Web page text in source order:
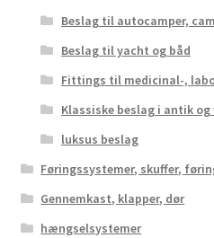
Beslag til autocamper,
Beslag til yacht og båd
Fittings til medicinal-,
Klassiske beslag i antik
luksus beslag
Føringssystemer, skuffer,
Gennemkast, klapper, dør
hængselsystemer